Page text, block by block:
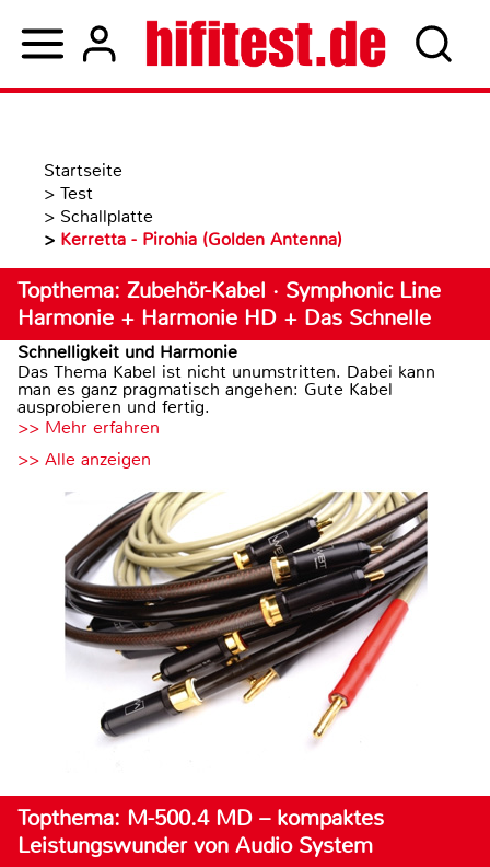
Startseite
> Test
> Schallplatte
> Kerretta - Pirohia (Golden Antenna)
Topthema: Zubehör-Kabel · Symphonic Line
Harmonie + Harmonie HD + Das Schnelle
Schnelligkeit und Harmonie
Das Thema Kabel ist nicht unumstritten. Dabei kann
man es ganz pragmatisch angehen: Gute Kabel
ausprobieren und fertig.
>> Mehr erfahren
>> Alle anzeigen
Topthema: M-500.4 MD – kompaktes
Leistungswunder von Audio System